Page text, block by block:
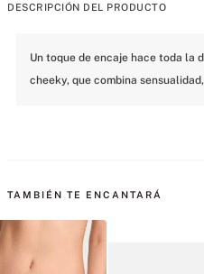
DESCRIPCIÓN DEL PRODUCTO
Un toque de encaje hace toda la
cheeky, que combina